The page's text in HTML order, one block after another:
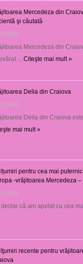
Mercedeza din
şi căutată
2026
Mercedeza din
… Citeşte mai mult »
Delia din Craiova
2026
Delia din Craiova
mai mult »
pentru cea mai
-vrăjitoarea Mercedeza
2026
că am apelat cu cea
recente pentru